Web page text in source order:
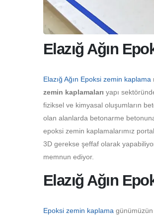
Elazığ Ağın
Elazığ Ağın Epoksi zemin kaplama
zemin kaplamaları yapı
fiziksel ve kimyasal oluşumların
olan alanlarda betonarme
epoksi zemin kaplamalarımız
3D gerekse şeffaf olarak
memnun ediyor.
Elazığ Ağın
Epoksi zemin kaplama